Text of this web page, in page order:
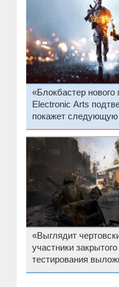
«Блокбастер нового
Electronic Arts
покажет следующую
пообещала
тестирование игры
«Выглядит
участники закрытого
тестирования
геймплей новой